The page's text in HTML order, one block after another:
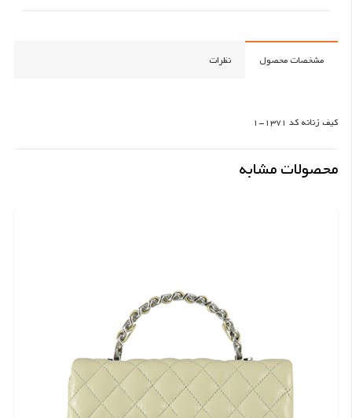
مشخصات محصول نظرات
کیف زنانه کد 1371-1
محصولات مشابه